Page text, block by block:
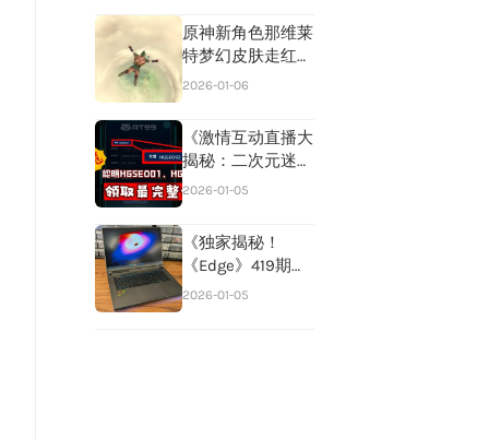
写，冠军荣耀再绽
光芒！》
原神新角色那维莱
特梦幻皮肤走红，
玩家创意无限，画
2026-01-06
《激情互动直播大
揭秘：二次元迷狂
欢，NTR元素引爆
2026-01-05
《独家揭秘！
《Edge》419期深
度解析：三款顶级
2026-01-05